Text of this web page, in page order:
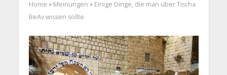
Home > Meinungen > Einige Dinge, die man über Tischa
BeAv wissen sollte